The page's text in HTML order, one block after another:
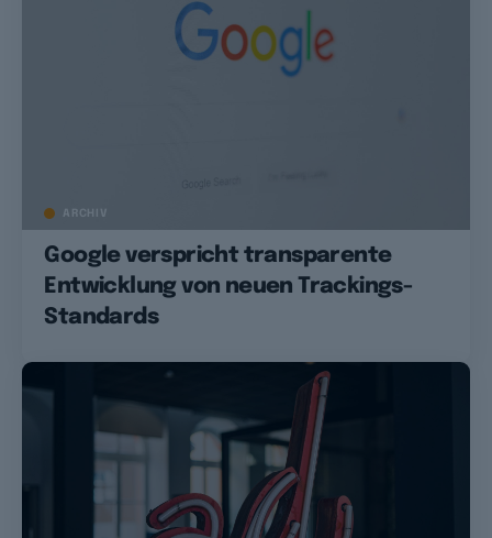
ARCHIV
Google verspricht transparente
Entwicklung von neuen Trackings-
Standards